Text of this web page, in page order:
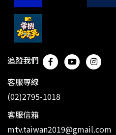
追蹤我們
客服專線
(02)2795-1018
客服信箱
mtv.taiwan2019@gmail.com